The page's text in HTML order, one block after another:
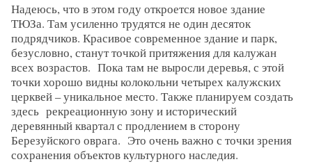
Надеюсь, что в этом году откроется новое здание
ТЮЗа. Там усиленно трудятся не один десяток
подрядчиков. Красивое современное здание и парк,
безусловно, станут точкой притяжения для калужан
всех возрастов. Пока там не выросли деревья, с этой
точки хорошо видны колокольни четырех калужских
церквей – уникальное место. Также планируем создать
здесь рекреационную зону и исторический
деревянный квартал с продлением в сторону
Березуйского оврага. Это очень важно с точки зрения
сохранения объектов культурного наследия.